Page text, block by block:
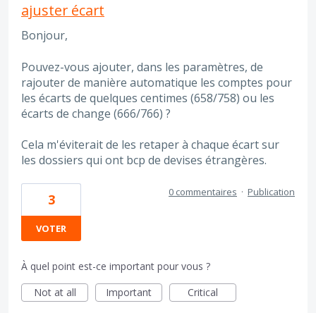
ajuster écart
Bonjour,
Pouvez-vous ajouter, dans les paramètres, de
rajouter de manière automatique les comptes pour
les écarts de quelques centimes (658/758) ou les
écarts de change (666/766) ?
Cela m'éviterait de les retaper à chaque écart sur
les dossiers qui ont bcp de devises étrangères.
3
VOTER
0 commentaires · Publication
À quel point est-ce important pour vous ?
Not at all
Important Critical